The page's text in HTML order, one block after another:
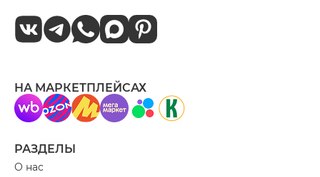
РАЗДЕЛЫ
О нас
НА МАРКЕТПЛЕЙСАХ